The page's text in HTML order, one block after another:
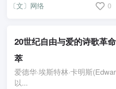
〔文〕网络 0
20世纪自由与爱的诗歌革
萃
爱德华·埃斯特林·卡明斯
以...